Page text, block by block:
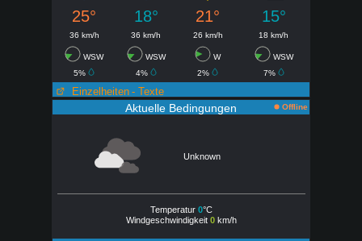
25° 18° 21° 15°
36 km/h 36 km/h 26 km/h 18 km/h
WSW WSW W
WSW
5%
4% 2% 7%
Einzelheiten - Texte
Aktuelle Bedingungen Offline
Unknown
Temperatur 0°C
Windgeschwindigkeit 0km/h